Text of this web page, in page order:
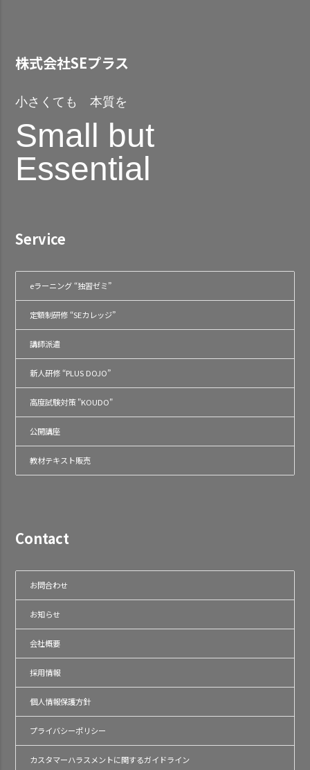
株式会社SEプラス
小さくても 本質を
Small but
Essential
Service
eラーニング “独習ゼミ”
定額制研修 “SEカレッジ”
講師派遣
新人研修 “PLUS DOJO”
高度試験対策 "KOUDO"
公開講座
教材テキスト販売
Contact
お問合わせ
お知らせ
会社概要
採用情報
個人情報保護方針
プライバシーポリシー
カスタマーハラスメントに関するガイドライン